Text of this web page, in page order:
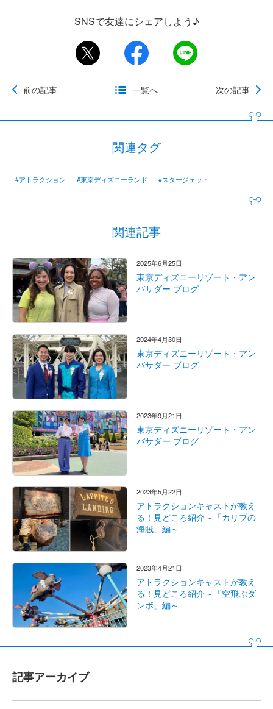
SNSで友達にシェアしよう♪
前の記事 一覧へ 次の記事
関連タグ
#アトラクション #東京ディズニーランド #スタージェット
関連記事
2025年6月25日
東京ディズニーリゾート・アン
バサダー ブログ
2024年4月30日
東京ディズニーリゾート・アン
バサダー ブログ
2023年9月21日
東京ディズニーリゾート・アン
バサダー ブログ
2023年5月22日
アトラクションキャストが教え
る！見どころ紹介～「カリブの
海賊」編～
2023年4月21日
アトラクションキャストが教え
る！見どころ紹介～「空飛ぶダ
ンボ」編～
記事アーカイブ